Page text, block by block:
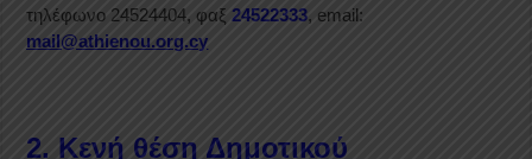
τηλέφωνο 24524404, φαξ24522333, email:
mail@athienou.org.cy
2. Κενή θέση Δημοτικού